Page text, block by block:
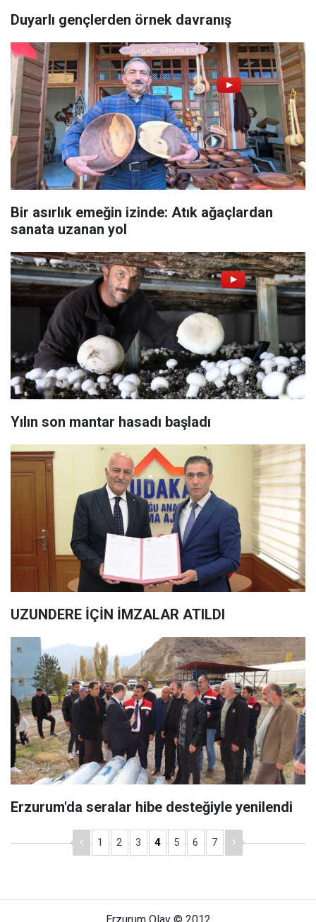
Duyarlı gençlerden örnek davranış
Bir asırlık emeğin izinde: Atık ağaçlardan
sanata uzanan yol
Yılın son mantar hasadı başladı
UZUNDERE İÇİN İMZALAR ATILDI
Erzurum'da seralar hibe desteğiyle yenilendi
1 2 3 4 5 6 7